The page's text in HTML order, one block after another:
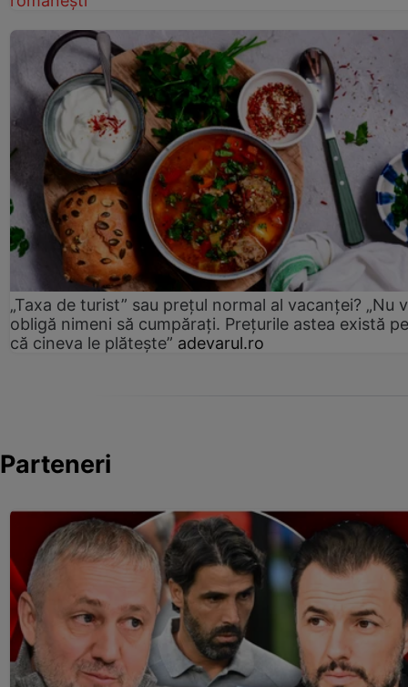
„Taxa de turist” sau prețul normal al vacanței? „Nu
obligă nimeni să cumpărați. Prețurile astea există
că cineva le plătește” adevarul.ro
Parteneri